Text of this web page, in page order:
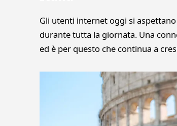
Gli utenti internet oggi si
durante tutta la giornata. Una
ed è per questo che continua a